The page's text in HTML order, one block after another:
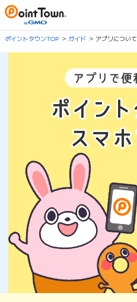
ポイントタウンTOP ガイド アプリについて